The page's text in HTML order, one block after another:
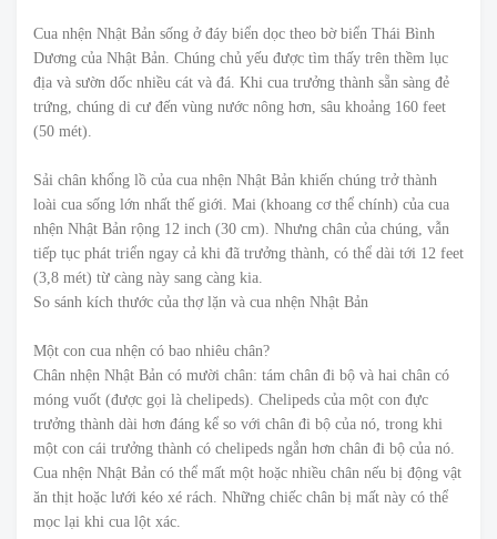
Cua nhện Nhật Bản sống ở đáy biển dọc theo bờ biển Thái Bình
Dương của Nhật Bản. Chúng chủ yếu được tìm thấy trên thềm lục
địa và sườn dốc nhiều cát và đá. Khi cua trưởng thành sẵn sàng đẻ
trứng, chúng di cư đến vùng nước nông hơn, sâu khoảng 160 feet
(50 mét).
Sải chân khổng lồ của cua nhện Nhật Bản khiến chúng trở thành
loài cua sống lớn nhất thế giới. Mai (khoang cơ thể chính) của cua
nhện Nhật Bản rộng 12 inch (30 cm). Nhưng chân của chúng, vẫn
tiếp tục phát triển ngay cả khi đã trưởng thành, có thể dài tới 12 feet
(3,8 mét) từ càng này sang càng kia.
So sánh kích thước của thợ lặn và cua nhện Nhật Bản
Một con cua nhện có bao nhiêu chân?
Chân nhện Nhật Bản có mười chân: tám chân đi bộ và hai chân có
móng vuốt (được gọi là chelipeds). Chelipeds của một con đực
trưởng thành dài hơn đáng kể so với chân đi bộ của nó, trong khi
một con cái trưởng thành có chelipeds ngắn hơn chân đi bộ của nó.
Cua nhện Nhật Bản có thể mất một hoặc nhiều chân nếu bị động vật
ăn thịt hoặc lưới kéo xé rách. Những chiếc chân bị mất này có thể
mọc lại khi cua lột xác.